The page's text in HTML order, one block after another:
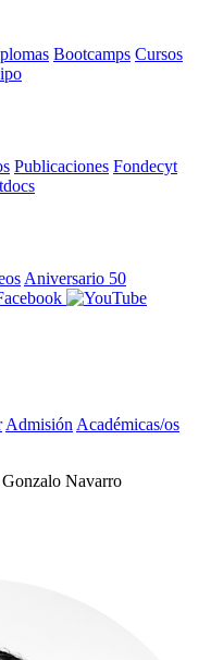
Bootcamps Cursos
Publicaciones Fondecyt
Aniversario 50
Admisión Académicas/os